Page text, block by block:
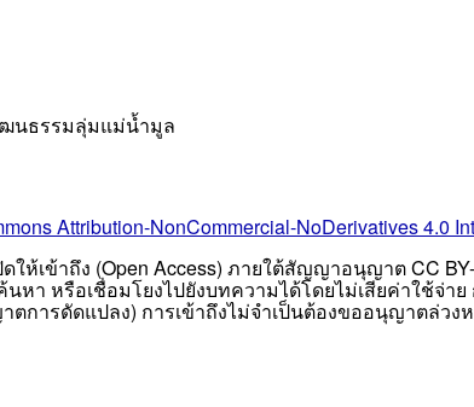
ฒนธรรมลุ่มแม่น้ำมูล
Attribution-NonCommercial-NoDerivatives 4.0
ห้เข้าถึง (Open Access) ภายใต้สัญญาอนุญาต CC
หา หรือเชื่อมโยงไปยังบทความได้โดยไม่เสียค่าใช้จ่
การดัดแปลง) การเข้าถึงไม่จำเป็นต้องขออนุญาตล่